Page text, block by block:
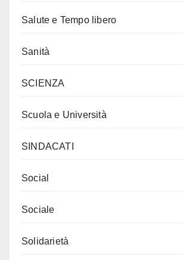
Salute e Tempo libero
Sanità
SCIENZA
Scuola e Università
SINDACATI
Social
Sociale
Solidarietà